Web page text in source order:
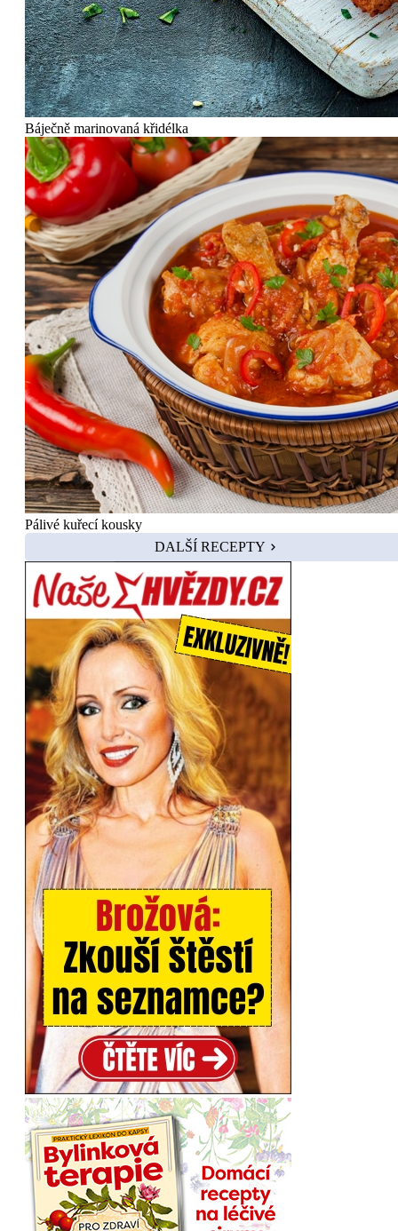
Báječně marinovaná křidélka
Pálivé kuřecí kousky
DALŠÍ RECEPTY